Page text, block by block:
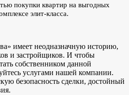
покупки квартир на выгодных
элит-класса.
имеет неодназначную историю,
и застройщиков. И чтобы
собственником данной
услугами нашей компании.
безопасность сделки, достойный